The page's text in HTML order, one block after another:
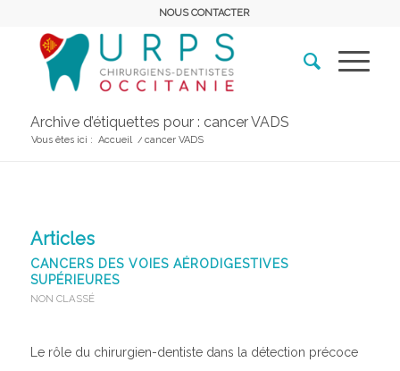
NOUS CONTACTER
Archive d’étiquettes pour : cancer VADS
Vous êtes ici : Accueil / cancer VADS
Articles
CANCERS DES VOIES AÉRODIGESTIVES
SUPÉRIEURES
NON CLASSÉ
Le rôle du chirurgien-dentiste dans la détection précoce